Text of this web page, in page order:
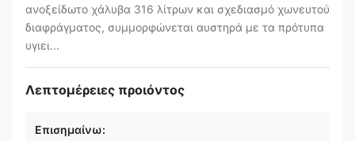
ανοξείδωτο χάλυβα 316 λίτρων και σχεδιασμό χωνευτού
διαφράγματος, συμμορφώνεται αυστηρά με τα πρότυπα
υγιει...
Λεπτομέρειες προιόντος
Επισημαίνω: